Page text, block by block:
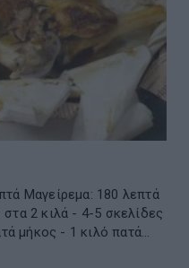
Μαγείρεμα: 180 λεπτά
2 κιλά - 4-5 σκελίδες
μήκος - 1 κιλό πατά...